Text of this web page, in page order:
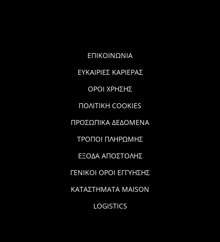
ΕΠΙΚΟΙΝΩΝΙΑ
ΕΥΚΑΙΡΙΕΣ ΚΑΡΙΕΡΑΣ
ΟΡΟΙ ΧΡΗΣΗΣ
ΠΟΛΙΤΙΚΗ COOKIES
ΠΡΟΣΩΠΙΚΑ ΔΕΔΟΜΕΝΑ
ΤΡΟΠΟΙ ΠΛΗΡΩΜΗΣ
ΕΞΟΔΑ ΑΠΟΣΤΟΛΗΣ
ΓΕΝΙΚΟΙ ΟΡΟΙ ΕΓΓΥΗΣΗΣ
ΚΑΤΑΣΤΗΜΑΤΑ MAISON
LOGISTICS